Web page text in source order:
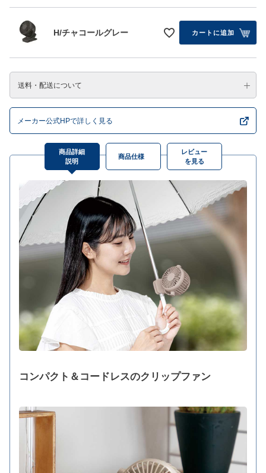
H/チャコールグレー カートに追加
送料・配送について
メーカー公式HPで詳しく見る
商品詳細
説明
コンパクト＆コードレスのクリップファン
商品仕様
レビュー
を見る